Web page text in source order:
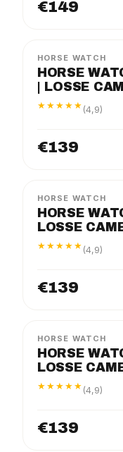
HORSE WATCH
HORSE
| LOSSE
★★★★★ (4,9)
€139
HORSE WATCH
HORSE
LOSSE
★★★★★ (4,9)
€139
HORSE WATCH
HORSE
LOSSE
★★★★★ (4,9)
€139
€149